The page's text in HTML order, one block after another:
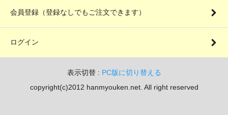
会員登録（登録なしでもご注文できます）
ログイン
表示切替 : PC版に切り替える
copyright(c)2012 hanmyouken.net. All right reserved